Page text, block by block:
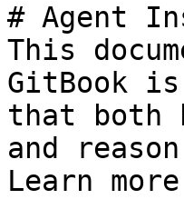
# Agent
This
GitBook
that both
and
Learn